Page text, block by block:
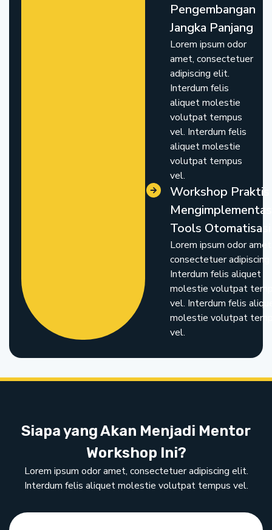
Pengembangan
Jangka Panjang
Lorem ipsum odor
amet, consectetuer
adipiscing elit.
Interdum felis
aliquet molestie
volutpat tempus
vel. Interdum felis
aliquet molestie
volutpat tempus
vel.
Workshop Praktis
Tools Otomatisasi
Lorem ipsum odor
consectetuer
Interdum felis aliquet
molestie volutpat
vel. Interdum felis
molestie volutpat
vel.
Siapa yang Akan Menjadi Mentor
Workshop Ini?
Lorem ipsum odor amet, consectetuer adipiscing elit.
Interdum felis aliquet molestie volutpat tempus vel.